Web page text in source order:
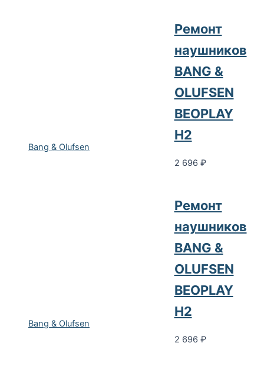
Bang & Olufsen
Ремонт
наушников
BANG &
OLUFSEN
BEOPLAY
H2
2 696 ₽
Bang & Olufsen
Ремонт
наушников
BANG &
OLUFSEN
BEOPLAY
H2
2 696 ₽